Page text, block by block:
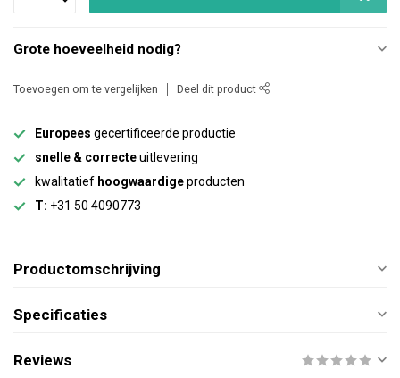
Grote hoeveelheid nodig?
Toevoegen om te vergelijken Deel dit product
Europees gecertificeerde productie
snelle & correcteuitlevering
kwalitatief hoogwaardigeproducten
T: +31 50 4090773
Productomschrijving
Specificaties
Reviews